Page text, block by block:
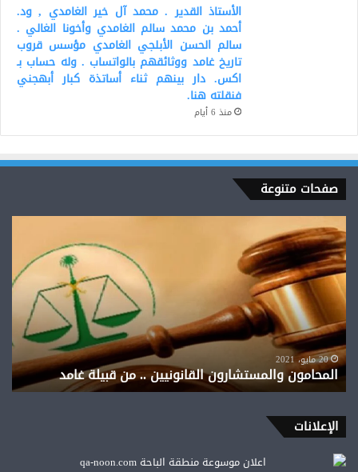
الأستاذ القدير . محمد آل خير الغامدي , ود.
أحمد بن محمد سالم الغامدي وأخونا الغالي .
سالم الحسن الأبلجي الغامدي مؤسس قروب
تاريخ غامد ووثائقهم بالواتساب . وله حساب بـ
اكس. دار بينهم ثناء أساتذة كبار أبهجني
فنقلته هنا.
منذ 6 أيام
صفحات متنوعة
المحامون
والمستشارون
القانونيين
..
من
قبيلة
غامد
20 مايو، 2021
المحامون والمستشارون القانونيين .. من قبيلة غامد
الإعلانات